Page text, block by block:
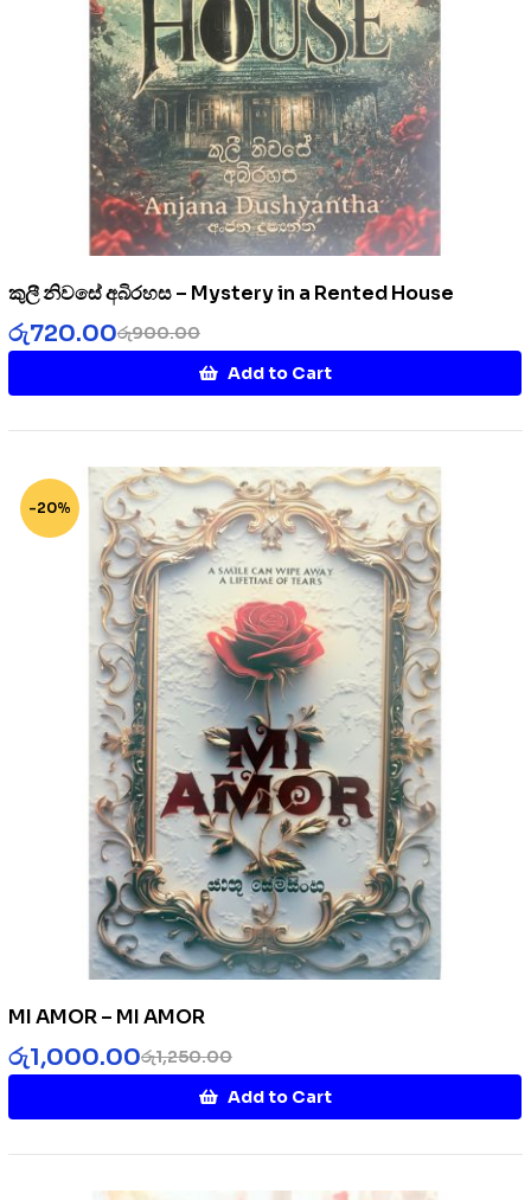
කුලී නිවසේ අබිරහස – Mystery in a Rented House
රු900.00
රු720.00
Add to Cart
-20%
MI AMOR – MI AMOR
රු1,250.00
රු1,000.00
Add to Cart